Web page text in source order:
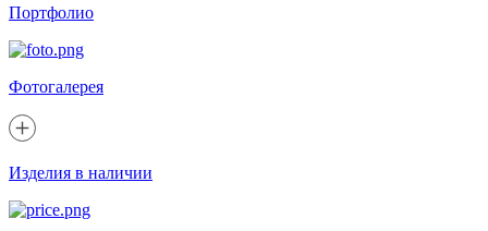
Портфолио
Фотогалерея
Изделия в наличии